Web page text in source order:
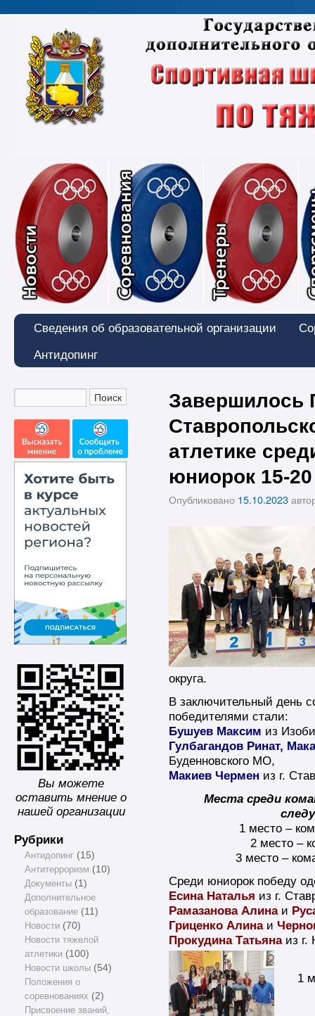
Новости Соревнования
Сведения об образовательной организации
Антидопинг
Вы можете
оставить мнение о
нашей организации
Рубрики
Антидопинг(15)
Антитерроризм (10)
Документы(1)
Дополнительное
образование(11)
Новости(70)
Новости тяжелой
атлетики(100)
Новости школы(54)
Положения о
соревнованиях (2)
Присвоение званий,
Завершилось
атлетике
юниорок 15-
Опубликовано 15.10.2023
округа.
В заключительный день
победителями стали:
Бушуев Максим из
Гулбагандов Ринат,
Буденновского МО,
Макиев Чермен из г.
Места среди
1 место –
2 место –
3 место –
Среди юниорок победу
Есина Наталья из г.
Рамазанова Алинаи
Гриценко Алинаи
Прокудина Татьянаиз г.
1